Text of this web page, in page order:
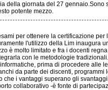
della giornata del 27 gennaio.Sono
potente mezzo.
per ottenere la certificazione per
l'utilizzo della Lim inaugura
è molto limitato e fra i docenti
con le metodologie
prima di procedere alle
da parte dei discenti, programmi
che i vantaggi superano gli
collaborativo -è fonte di